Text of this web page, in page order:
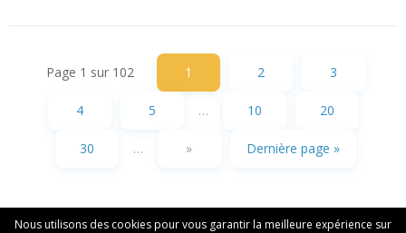
Page 1 sur 102 1 2 3
4 5 … 10 20
30 … » Dernière page »
Nous utilisons des cookies pour vous garantir la meilleure expérience sur